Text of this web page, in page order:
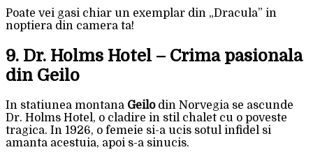
Poate vei gasi chiar un exemplar din „Dracula” in
noptiera din camera ta!
9. Dr. Holms Hotel – Crima pasionala
din Geilo
In statiunea montana Geilodin Norvegia se ascunde
Dr. Holms Hotel, o cladire in stil chalet cu o poveste
tragica. In 1926, o femeie si-a ucis sotul infidel si
amanta acestuia, apoi s-a sinucis.